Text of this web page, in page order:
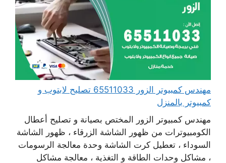
مهندس كمبيوتر الزور 65511033 تصليح لابتوب و
كمبيوتر بالمنزل
مهندس كمبيوتر الزور المختص بصيانة و تصليح أعطال
الكومبيوترات من ظهور الشاشة الزرقاء ، ظهور الشاشة
السوداء ، تعطيل كرت الشاشة وحدة معالجة الرسومات
، مشاكل وحدات الطاقة و التغذية ، معالجة مشاكل